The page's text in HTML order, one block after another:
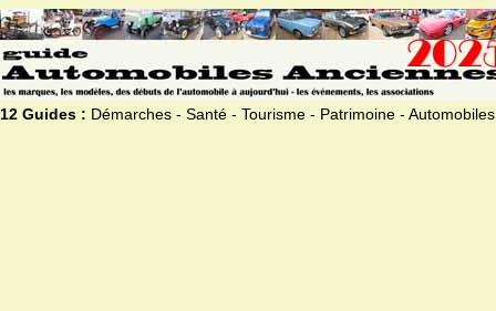
12 Guides : Démarches - Santé - Tourisme - Patrimoine - Automobiles